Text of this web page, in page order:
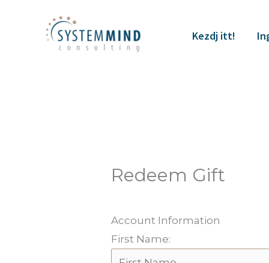
Kezdj itt!
Redeem Gift
Account Information
First Name: